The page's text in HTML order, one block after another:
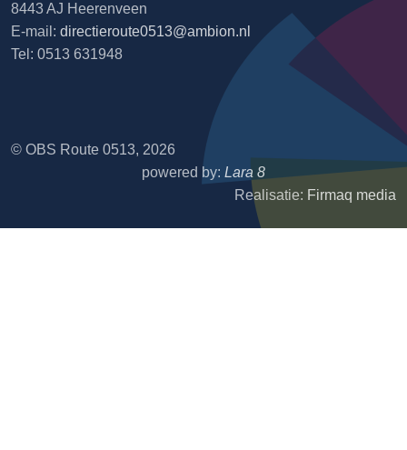
8443 AJ Heerenveen
E-mail: directieroute0513@ambion.nl
Tel: 0513 631948
© OBS Route 0513, 2026
powered by: Lara 8
Realisatie: Firmaq media